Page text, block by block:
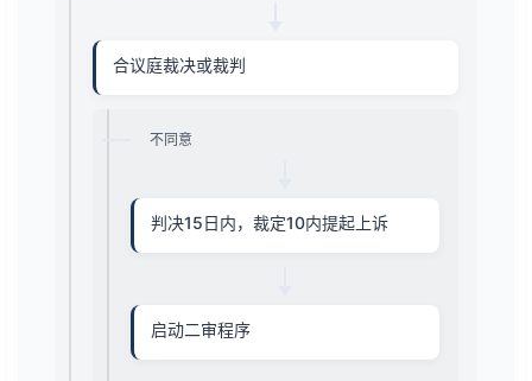
合议庭裁决或裁判
不同意
判决15日内，裁定10内提起上诉
启动二审程序